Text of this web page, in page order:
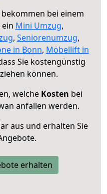
bei einem
Mini Umzug,
, Seniorenumzug,
in Bonn, Möbellift in
Sie kostengünstig
können.
welche Kosten bei
anfallen werden.
aus und erhalten Sie
erhalten